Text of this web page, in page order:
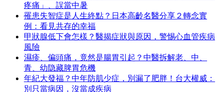
疼痛」、誤當中暑
罹患失智症是人生終點？日本高齡名醫分享２轉念實
例：看見共存的幸福
甲狀腺低下會怎樣？醫揭症狀與原因，警惕心血管疾病
風險
濕疹、偏頭痛，竟然是腸胃引起？中醫拆解老、中、
青、幼隐藏脾胃危機
年紀大發福？中年防肌少症，別漏了肥胖！台大權威：
別只當病因，沒當成疾病